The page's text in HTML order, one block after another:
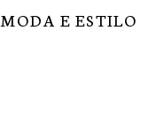
MODA E ESTILO